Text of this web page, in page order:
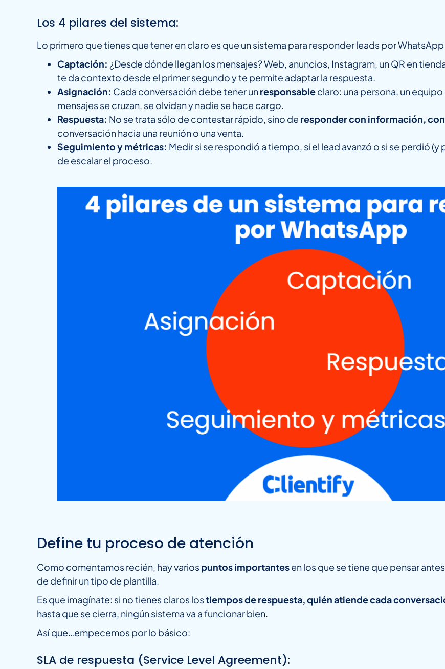
Los 4 pilares del sistema:
Lo primero que tienes que tener en claro es que un sistema para responder leads por
Captación: ¿Desde dónde llegan los mensajes? Web, anuncios, Instagram, un QR en
te da contexto desde el primer segundo y te permite adaptar la respuesta.
Asignación: Cada conversación debe tener unresponsableclaro: una persona, un
mensajes se cruzan, se olvidan y nadie se hace cargo.
Respuesta: No se trata sólo de contestar rápido, sino de responder con información,
conversación hacia una reunión o una venta.
Seguimiento y métricas: Medir si se respondió a tiempo, si el lead avanzó o si se perdió (y
de escalar el proceso.
Define tu proceso de atención
Como comentamos recién, hay variospuntos importantesen los que se tiene que pensar
de definir un tipo de plantilla.
Es que imagínate: si no tienes claros lostiempos de respuesta, quién atiende cada
hasta que se cierra, ningún sistema va a funcionar bien.
Así que…empecemos por lo básico:
SLA de respuesta (Service Level Agreement):